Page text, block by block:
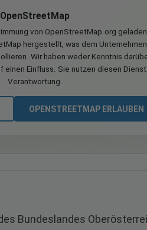
OpenStreetMap
von OpenStreetMap.org
hergestellt, was dem
Wir haben weder Kenntnis
einen Einfluss. Sie nutzen diesen
Verantwortung.
OPENSTREETMAP ERLAUBEN
Bundeslandes